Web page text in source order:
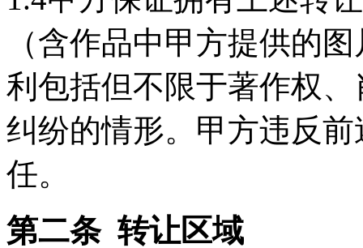
（含作品中甲方提供的
利包括但不限于著作权
纠纷的情形。甲方违反
任。
第二条 转让区域